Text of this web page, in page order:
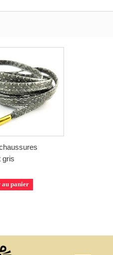
gris
au panier